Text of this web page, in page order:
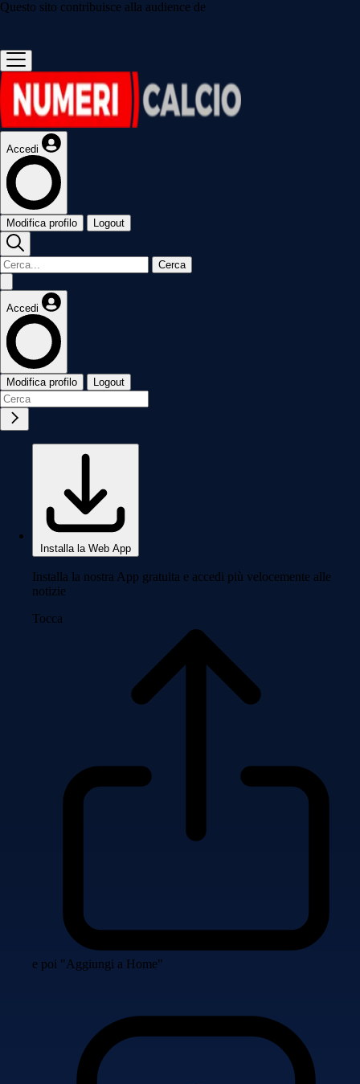
Questo sito contribuisce alla audience de
Accedi
Modifica profilo Logout
Cerca
Accedi
Modifica profilo Logout
Installa la Web App
Installa la nostra App gratuita e accedi più velocemente alle
notizie
Tocca
e poi "Aggiungi a Home"